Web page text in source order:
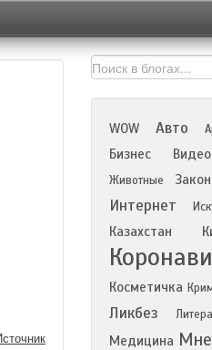
WOW Авто
Бизнес Видео
Животные
Закон
Интернет
Казахстан
Косметичка
Ликбез
Медицина